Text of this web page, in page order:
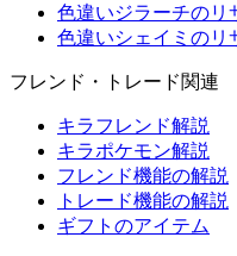
色違いジラーチのリ
色違いシェイミのリ
フレンド・トレード関連
キラフレンド解説
キラポケモン解説
フレンド機能の解説
トレード機能の解説
ギフトのアイテム